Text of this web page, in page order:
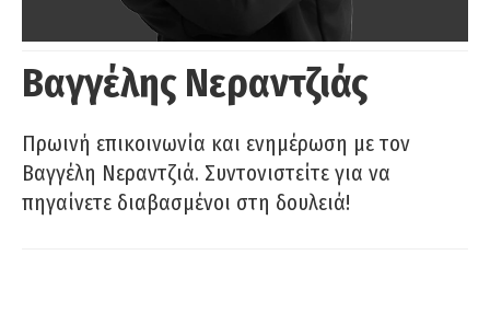
Βαγγέλης Νεραντζιάς
Πρωινή επικοινωνία και ενημέρωση με τον
Βαγγέλη Νεραντζιά. Συντονιστείτε για να
πηγαίνετε διαβασμένοι στη δουλειά!